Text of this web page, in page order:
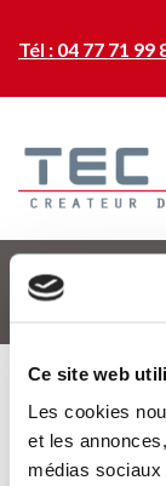
Ce site web
Les cookies
et les
médias
Tél : 04 77 71 99
Accueil
Une équipe à